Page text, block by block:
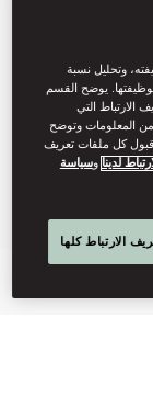
وتحليل نسبة
يوضح القسم
الارتباط التي
من المعلومات وتوضح
كل ملفات تعريف
لدينا وسياسة
الارتباط كلها